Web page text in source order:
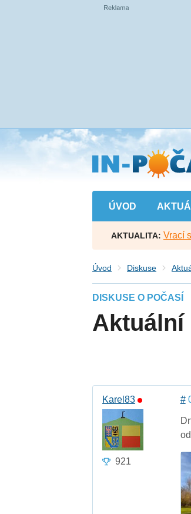
Přejít
na
hlavní
obsah
ÚVOD
AKTUALITA: Vrací
Úvod Diskuse
DISKUSE O POČASÍ
Aktuální
Karel83
921
#